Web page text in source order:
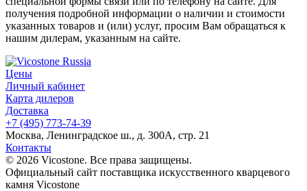
получения подробной информации о наличии и стоимости
указанных товаров и (или) услуг, просим Вам обращаться к
нашим дилерам, указанным на сайте.
Цены
Личный кабинет
Карта дилеров
Доставка
+7 (495) 773-74-39
Москва, Ленинградское ш., д. 300А, стр. 21
Контакты
© 2026 Vicostone. Все права защищены.
Официальный сайт поставщика искусственного кварцевого
камня Vicostone